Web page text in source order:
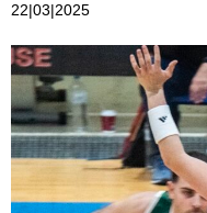
22|03|2025